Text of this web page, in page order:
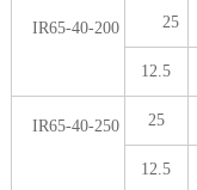
IR65-40-200 25
12.5
IR65-40-250 25
12.5